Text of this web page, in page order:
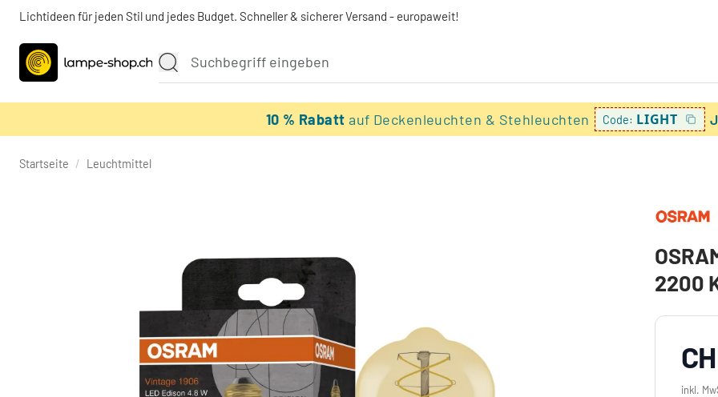
Lichtideen für jeden Stil und jedes Budget. Schneller & sicherer Versand - europaweit!
10 % Rabattauf Deckenleuchten & Stehleuchten Code: LIGHT
Startseite / Leuchtmittel
2200
inkl.